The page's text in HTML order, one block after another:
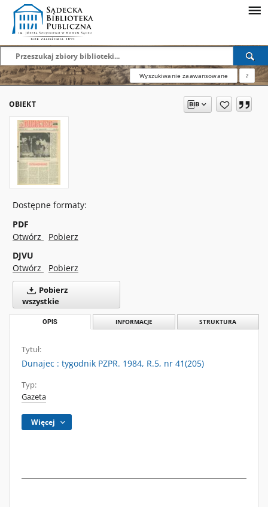
Wyszukiwanie zaawansowane ?
OBIEKT
Dostępne formaty:
PDF
Otwórz
Pobierz
DJVU
Otwórz
Pobierz
Pobierz
wszystkie
OPIS INFORMACJE STRUKTURA
Tytuł:
Dunajec : tygodnik PZPR. 1984, R.5, nr 41(205)
Typ:
Gazeta
Więcej